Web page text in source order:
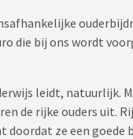
die bij ons wordt
leidt, natuurlijk.
de rijke ouders uit.
doordat ze een